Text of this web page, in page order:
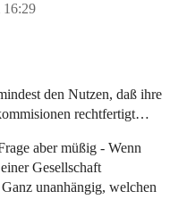
16:29
den Nutzen, daß ihre
rechtfertigt…
aber müßig - Wenn
Gesellschaft
unanhängig, welchen